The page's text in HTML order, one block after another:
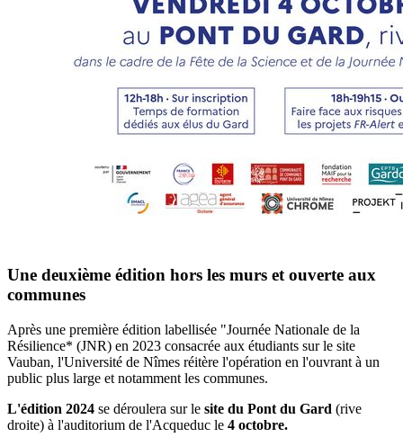
Une deuxième édition hors les murs et ouverte aux
communes
Après une première édition labellisée "Journée Nationale de la
Résilience* (JNR) en 2023 consacrée aux étudiants sur le site
Vauban, l'Université de Nîmes réitère l'opération en l'ouvrant à un
public plus large et notamment les communes.
L'édition 2024 se déroulera sur le site du Pont du Gard (rive
droite) à l'auditorium de l'Acqueduc le 4 octobre.